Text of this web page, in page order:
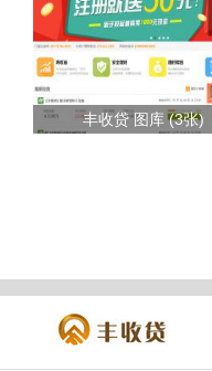
丰收贷 图库 (3张)